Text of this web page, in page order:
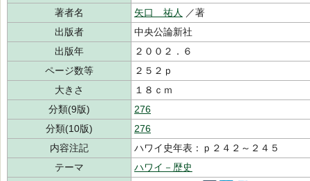
著者名
矢口 祐人
／著
出版者
中央公論新社
出版年
２００２．６
ページ数等
２５２ｐ
大きさ
１８ｃｍ
分類(9版)
276
分類(10版)
276
内容注記
ハワイ史年表：ｐ２４２～２４５
テーマ
ハワイ－歴史